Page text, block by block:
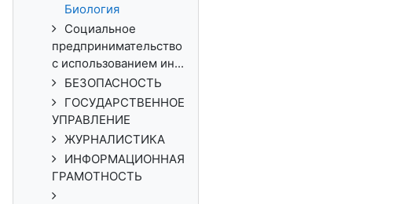
Биология
Социальное
предпринимательство
с использованием ин...
БЕЗОПАСНОСТЬ
ГОСУДАРСТВЕННОЕ
УПРАВЛЕНИЕ
ЖУРНАЛИСТИКА
ИНФОРМАЦИОННАЯ
ГРАМОТНОСТЬ